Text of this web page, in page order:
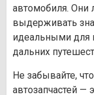
автомобиля. Они
выдерживать
идеальными для
дальних
Не забывайте,
автозапчастей —